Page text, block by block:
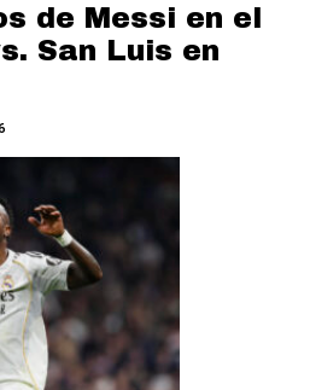
de Messi en el
San Luis en